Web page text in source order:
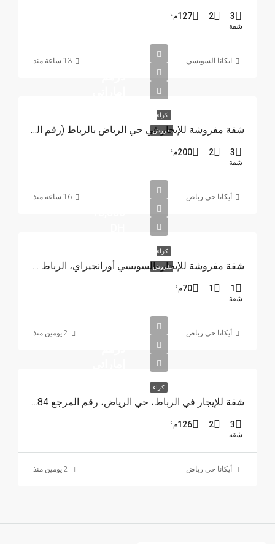
3
2
127م²
شقة
ايكانا السويسي 13 ساعة منذ
كراء
مفروش شقة مفروشة للإيجار في حي الرياض بالرباط (رقم المرجع 4385)
3
2
200م²
شقة
أيكانا حي رياض 16 ساعة منذ
كراء
مفروش شقة مفروشة للإيجار بالسويسي أورانجيراي، الرباط REF 4215
1
1
70م²
شقة
أيكانا حي رياض 2 يومين منذ
كراء
شقة للإيجار في الرباط، حي الرياض، رقم المرجع 4384
3
2
126م²
شقة
أيكانا حي رياض 2 يومين منذ